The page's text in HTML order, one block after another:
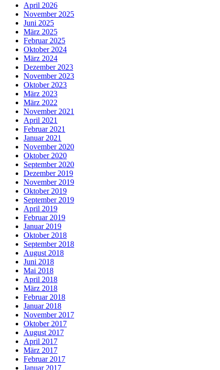
April 2026
November 2025
Juni 2025
März 2025
Februar 2025
Oktober 2024
März 2024
Dezember 2023
November 2023
Oktober 2023
März 2023
März 2022
November 2021
April 2021
Februar 2021
Januar 2021
November 2020
Oktober 2020
September 2020
Dezember 2019
November 2019
Oktober 2019
September 2019
April 2019
Februar 2019
Januar 2019
Oktober 2018
September 2018
August 2018
Juni 2018
Mai 2018
April 2018
März 2018
Februar 2018
Januar 2018
November 2017
Oktober 2017
August 2017
April 2017
März 2017
Februar 2017
Januar 2017